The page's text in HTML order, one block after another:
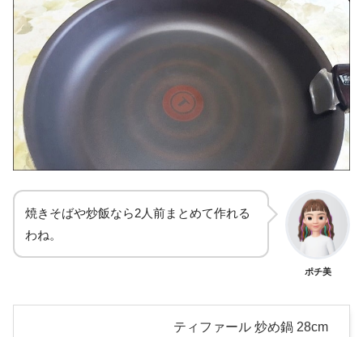
焼きそばや炒飯なら2人前まとめて作れる
わね。
ポチ美
ティファール 炒め鍋 28cm